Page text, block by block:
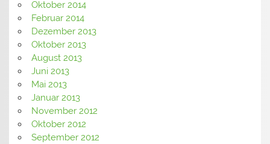
Oktober 2014
Februar 2014
Dezember 2013
Oktober 2013
August 2013
Juni 2013
Mai 2013
Januar 2013
November 2012
Oktober 2012
September 2012